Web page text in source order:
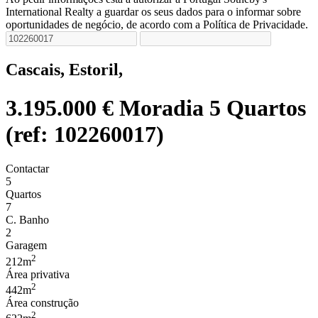
International Realty a guardar os seus dados para o informar sobre
oportunidades de negócio, de acordo com a Política de Privacidade.
Cascais, Estoril,
3.195.000 € Moradia 5 Quartos
(ref: 102260017)
Contactar
5
Quartos
7
C. Banho
2
Garagem
212m2
Área privativa
442m2
Área construção
2